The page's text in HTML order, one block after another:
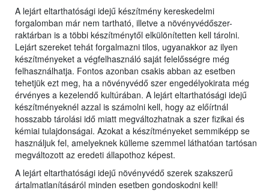
A lejárt eltarthatósági idejű készítmény kereskedelmi
forgalomban már nem tartható, illetve a növényvédőszer-
raktárban is a többi készítménytől elkülönítetten kell tárolni.
Lejárt szereket tehát forgalmazni tilos, ugyanakkor az ilyen
készítményeket a végfelhasználó saját felelősségre még
felhasználhatja. Fontos azonban csakis abban az esetben
tehetjük ezt meg, ha a növényvédő szer engedélyokirata még
érvényes a kezelendő kultúrában. A lejárt eltarthatósági idejű
készítményeknél azzal is számolni kell, hogy az előírtnál
hosszabb tárolási idő miatt megváltozhatnak a szer fizikai és
kémiai tulajdonságai. Azokat a készítményeket semmiképp se
használjuk fel, amelyeknek külleme szemmel láthatóan tartósan
megváltozott az eredeti állapothoz képest.
A lejárt eltarthatósági idejű növényvédő szerek szakszerű
ártalmatlanításáról minden esetben gondoskodni kell!